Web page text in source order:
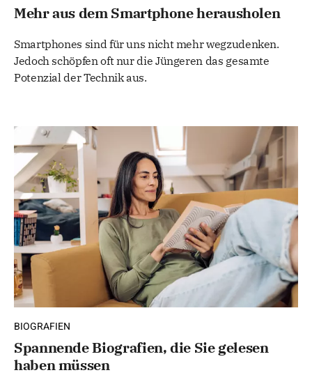
Mehr aus dem Smartphone herausholen
Smartphones sind für uns nicht mehr wegzudenken.
Jedoch schöpfen oft nur die Jüngeren das gesamte
Potenzial der Technik aus.
BIOGRAFIEN
Spannende Biografien, die Sie gelesen
haben müssen